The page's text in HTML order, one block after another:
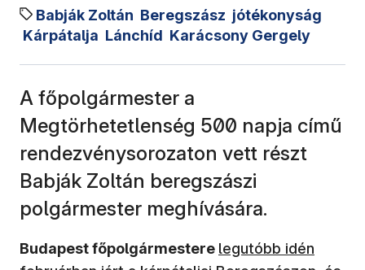
Babják Zoltán Beregszász jótékonyság
Kárpátalja Lánchíd Karácsony Gergely
A főpolgármester a
Megtörhetetlenség 500 napja című
rendezvénysorozaton vett részt
Babják Zoltán beregszászi
polgármester meghívására.
Budapest főpolgármestere (új ablakban nyílik
legutóbb idén